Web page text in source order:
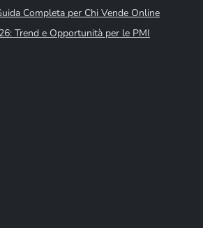
Completa per Chi Vende Online
Trend e Opportunità per le PMI